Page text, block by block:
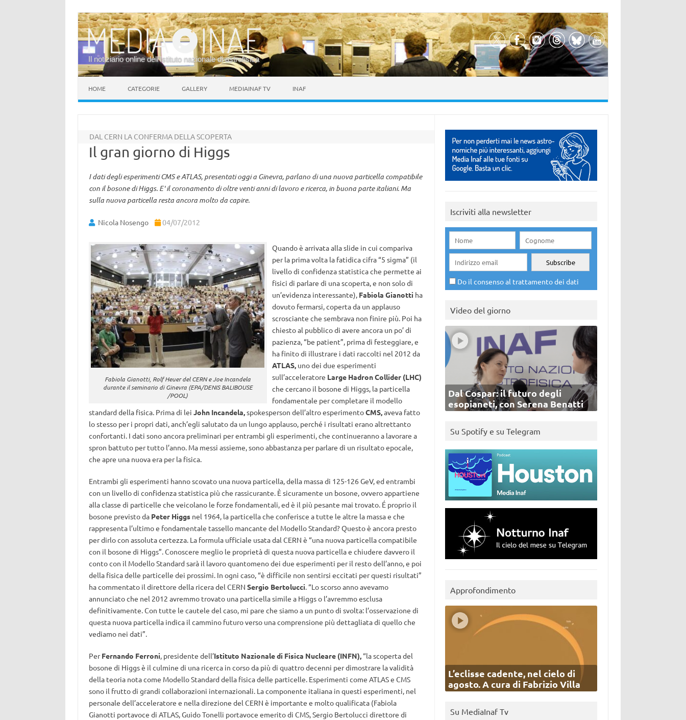
Il notiziario online dell’Istituto nazionale di astrofisica
HOME CATEGORIE GALLERY MEDIAINAF TV INAF
DAL CERN LA CONFERMA DELLA SCOPERTA
Il gran giorno di Higgs
I dati degli esperimenti CMS e ATLAS, presentati oggi a Ginevra, parlano di una nuova particella compatibile
con il bosone di Higgs. E' il coronamento di oltre venti anni di lavoro e ricerca, in buona parte italiani. Ma
sulla nuova particella resta ancora molto da capire.
Nicola Nosengo 04/07/2012
Fabiola Gianotti, Rolf Heuer del CERN e Joe Incandela
durante il seminario di Ginevra (EPA/DENIS BALIBOUSE
/POOL)
Quando è arrivata alla slide in cui compariva
per la prima volta la fatidica cifra “5 sigma” (il
livello di confidenza statistica che permette ai
fisici di parlare di una scoperta, e non solo di
un’evidenza interessante), Fabiola Gianotti ha
dovuto fermarsi, coperta da un applauso
scrosciante che sembrava non finire più. Poi ha
chiesto al pubblico di avere ancora un po’ di
pazienza, “be patient”, prima di festeggiare, e
ha finito di illustrare i dati raccolti nel 2012 da
ATLAS,uno dei due esperimenti
sull’acceleratore Large Hadron Collider (LHC)
che cercano il bosone di Higgs, la particella
fondamentale per completare il modello
standard della fisica. Prima di lei John Incandela,spokesperson dell’altro esperimentoCMS,aveva fatto
lo stesso per i propri dati, anch’egli salutato da un lungo applauso, perché i risultati erano altrettanto
confortanti. I dati sono ancora preliminari per entrambi gli esperimenti, che continueranno a lavorare a
spron battuto per tutto l’anno. Ma messi assieme, sono abbastanza per parlare di un risultato epocale,
che apre una nuova era per la fisica.
Entrambi gli esperimenti hanno scovato una nuova particella, della massa di 125-126 GeV, ed entrambi
con un livello di confidenza statistica più che rassicurante. È sicuramente un bosone, ovvero appartiene
alla classe di particelle che veicolano le forze fondamentali, ed è il più pesante mai trovato. É proprio il
bosone previsto da Peter Higgsnel 1964, la particella che conferisce a tutte le altre la massa e che
rappresenta l’ultimo e fondamentale tassello mancante del Modello Standard? Questo è ancora presto
per dirlo con assoluta certezza. La formula ufficiale usata dal CERN è “una nuova particella compatibile
con il bosone di Higgs”. Conoscere meglio le proprietà di questa nuova particella e chiudere davvero il
conto con il Modello Standard sarà il lavoro quantomeno dei due esperimenti per il resto dell’anno, e poi
della fisica delle particelle dei prossimi. In ogni caso, “è difficile non sentirsi eccitati per questi risultati”
ha commentato il direttore della ricera del CERN Sergio Bertolucci. “Lo scorso anno avevamo
annunciato che nel 2012 avremmo trovato una particella simile a Higgs o l’avremmo esclusa
definitivamente. Con tutte le cautele del caso, mi pare che siamo a un punto di svolta: l’osservazione di
questa nuova particella indica il cammino futuro verso una comprensione più dettagliata di quello che
vediamo nei dati”.
PerFernando Ferroni, presidente dell’Istituto Nazionale di Fisica Nucleare (INFN),“la scoperta del
bosone di Higgs è il culmine di una ricerca in corso da più di quattro decenni per dimostrare la validità
della teoria nota come Modello Standard della fisica delle particelle. Esperimenti come ATLAS e CMS
sono il frutto di grandi collaborazioni internazionali. La componente italiana in questi esperimenti, nel
personale dell’acceleratore e nella direzione del CERN è importante e molto qualificata (Fabiola
Gianotti portavoce di ATLAS, Guido Tonelli portavoce emerito di CMS, Sergio Bertolucci direttore di
Iscriviti alla newsletter
Do il consenso al trattamento dei dati
Video del giorno
Dal Cospar: il futuro degli
esopianeti, con Serena Benatti
Su Spotify e su Telegram
Approfondimento
L’eclisse cadente, nel cielo di
agosto. A cura di Fabrizio Villa
Su MediaInaf Tv